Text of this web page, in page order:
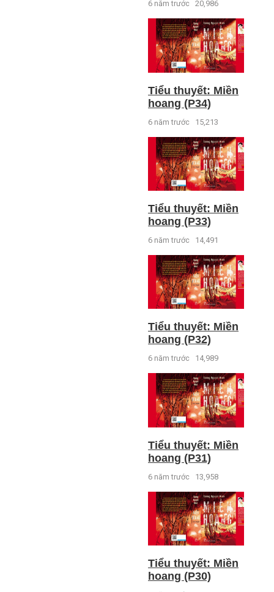
6 năm trước 20,986
Tiểu thuyết: Miền
hoang (P34)
6 năm trước 15,213
Tiểu thuyết: Miền
hoang (P33)
6 năm trước 14,491
Tiểu thuyết: Miền
hoang (P32)
6 năm trước 14,989
Tiểu thuyết: Miền
hoang (P31)
6 năm trước 13,958
Tiểu thuyết: Miền
hoang (P30)